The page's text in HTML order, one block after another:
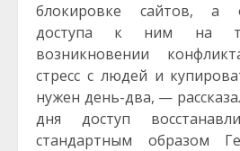
блокировке сайтов, а
доступа к ним на
возникновении
стресс с людей и
нужен день-два, —
дня доступ
стандартным образом